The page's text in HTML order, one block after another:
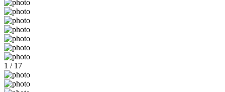
1 / 17